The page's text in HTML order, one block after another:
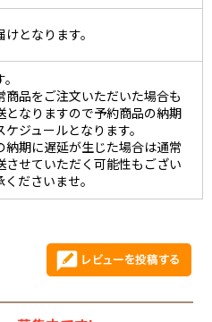
となります。
品をご注文いただいた場合も
となりますので予約商品の納期
ジュールとなります。
納期に遅延が生じた場合は通常
させていただく可能性もござい
ださいませ。